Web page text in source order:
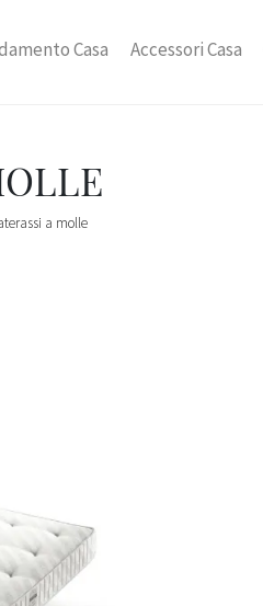
Casa Accessori Casa
a molle